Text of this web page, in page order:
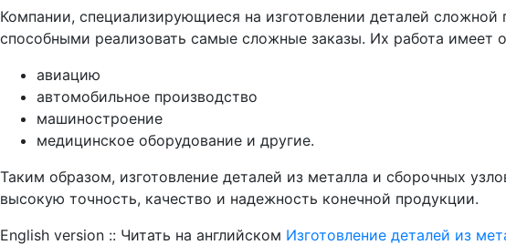
Компании, специализирующиеся на изготовлении деталей
способными реализовать самые сложные заказы. Их работа имеет
авиацию
автомобильное производство
машиностроение
медицинское оборудование и другие.
Таким образом, изготовление деталей из металла и сборочных
высокую точность, качество и надежность конечной продукции.
English version :: Читать на английском Изготовление деталей из